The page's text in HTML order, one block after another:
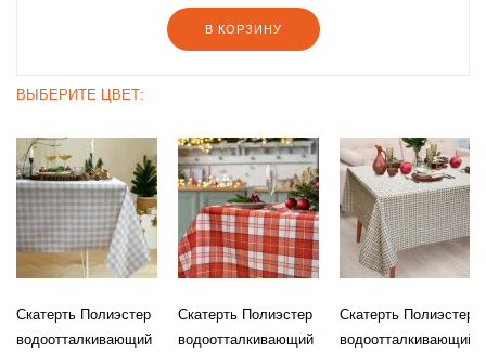
В КОРЗИНУ
ВЫБЕРИТЕ ЦВЕТ:
Скатерть Полиэстер
водоотталкивающий
Скатерть Полиэстер
водоотталкивающий
Скатерть Полиэстер
водоотталкивающий